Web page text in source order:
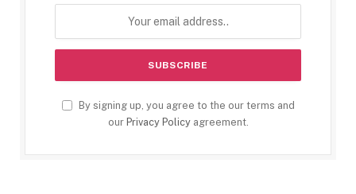
By signing up, you agree to the our terms and
our Privacy Policyagreement.